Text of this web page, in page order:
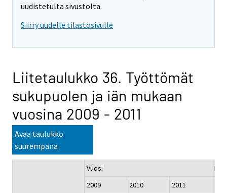
uudistetulta sivustolta.
Siirry uudelle tilastosivulle
Liitetaulukko 36. Työttömät
sukupuolen ja iän mukaan
vuosina 2009 - 2011
Avaa taulukko
suurempana
Vuosi
2009
2010 2011